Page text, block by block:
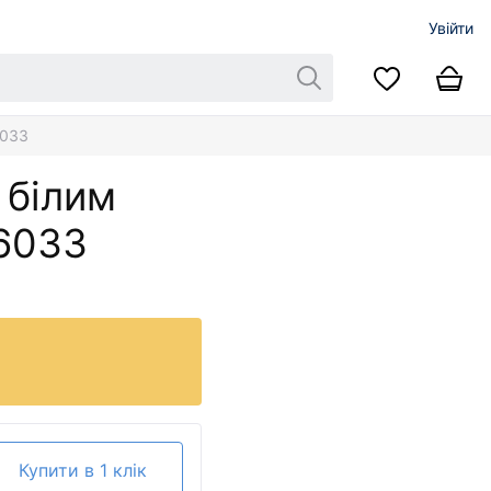
Увійти
Купити в 1 клік